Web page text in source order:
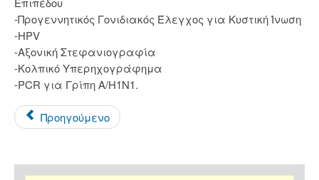
-Προγεννητικός Γονιδιακός Έλεγχος για Κυστική Ίνωση
-HPV
-Αξονική Στεφανιογραφία
-Κολπικό Υπερηχογράφημα
-PCR για Γρίπη Α/Η1Ν1.
Προηγούμενο